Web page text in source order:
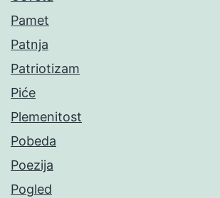
Pamet
Patnja
Patriotizam
Piće
Plemenitost
Pobeda
Poezija
Pogled